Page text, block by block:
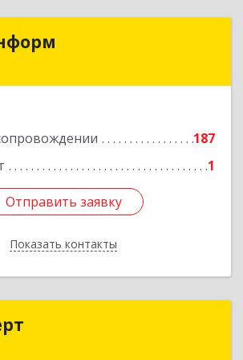
187
1
Отправить заявку
Показать контакты
Подробнее
Отправить заявку
Назад